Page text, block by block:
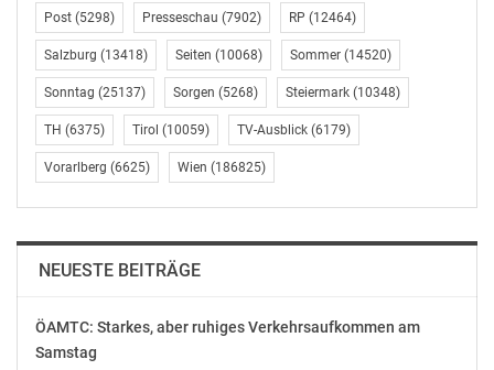
unterschiedlichen Bereichen stimmen mich
zuversichtlich: Gemeinsam werden wir uns für eine
Erhaltung der intakten Natur in Österreich, der
sauberen Luft und der großen Artenvielfalt einsetzen.
Damit auch unsere Kinder und Enkelkinder diese
Umwelt in Österreich noch erleben können“, freut sich
Bundesministerin Leonore Gewessler.
Generationen sollen erhalten bleiben
NGOs, Landwirt*innen, Vereine, Privatpersonen,
Kindergärten und Schulen 95 Projekte mit einem
Post (5298) Presseschau (7902) RP (12464)
Salzburg (13418) Seiten (10068) Sommer (14520)
Sonntag (25137) Sorgen (5268) Steiermark (10348)
TH (6375) Tirol (10059) TV-Ausblick (6179)
Vorarlberg (6625) Wien (186825)
NEUESTE BEITRÄGE
ÖAMTC: Starkes, aber ruhiges Verkehrsaufkommen am
Samstag